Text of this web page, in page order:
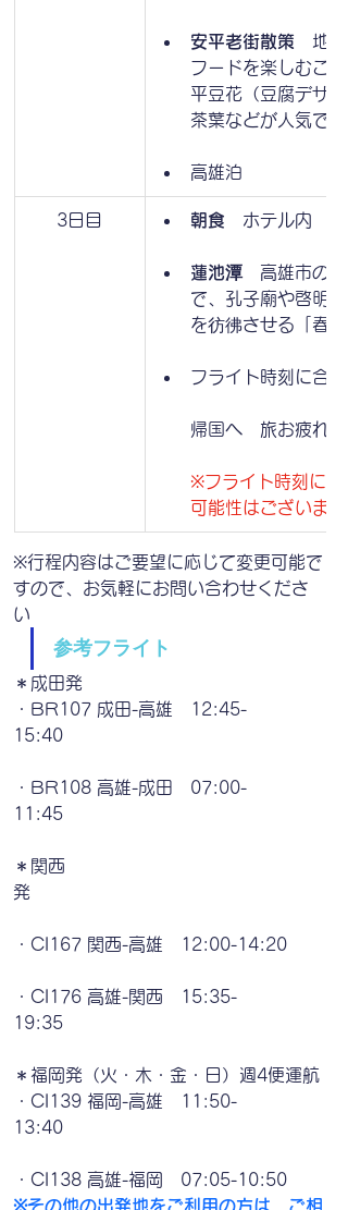
安平老街散策 地
フードを楽しむこ
平豆花（豆腐デザ
茶葉などが人気です
高雄泊
3日目 朝食 ホテル内
蓮池潭 高雄市の郊
で、孔子廟や啓明
を彷彿させる「春
フライト時刻に合わ
帰国へ　旅お疲れ様
※フライト時刻によ
可能性はございます
※行程内容はご要望に応じて変更可能で
すので、お気軽にお問い合わせくださ
い
参考フライト
＊成田発
・BR107 成田-高雄　12:45-
15:40
・BR108 高雄-成田　07:00-
11:45
＊関西
発
・CI167 関西-高雄　12:00-14:20
・CI176 高雄-関西　15:35-
19:35
＊福岡発（火・木・金・日）週4便運航
・CI139 福岡-高雄　11:50-
13:40
・CI138 高雄-福岡　07:05-10:50
※その他の出発地をご利用の方は、ご相